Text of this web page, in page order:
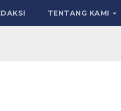
TENTANG KAMI